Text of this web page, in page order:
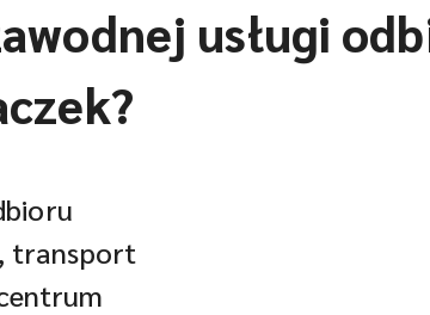
usługi
transport